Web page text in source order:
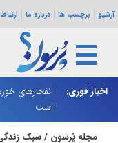
آرشیو برچسب ها درباره ما
اخبار فوری:
انفجارهای
است
دور سوم
مجله پُرسون /سبک